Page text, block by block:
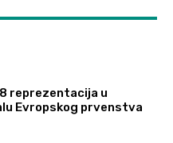
reprezentacija u
Evropskog prvenstva